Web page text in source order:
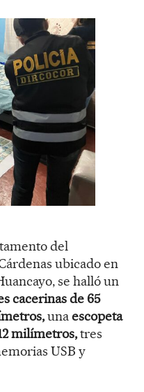
del
ubicado en
se halló un
cacerinas de 65
unaescopeta
milímetros,tres
USB y